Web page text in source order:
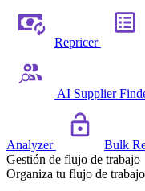
Repricer
AI Supplier
Analyzer Bulk
Gestión de flujo de trabajo
Organiza tu flujo de trabajo